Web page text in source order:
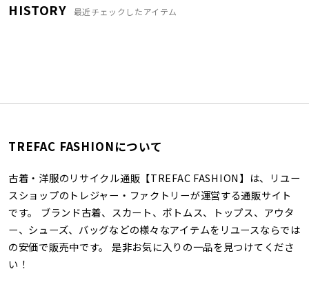
HISTORY 最近チェックしたアイテム
TREFAC FASHIONについて
古着・洋服のリサイクル通販【TREFAC FASHION】は、リユー
スショップのトレジャー・ファクトリーが運営する通販サイト
です。 ブランド古着、スカート、ボトムス、トップス、アウタ
ー、シューズ、バッグなどの様々なアイテムをリユースならでは
の安価で販売中です。 是非お気に入りの一品を見つけてくださ
い！